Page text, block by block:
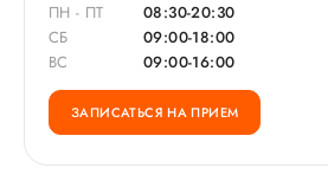
ПН - ПТ
08:30-20:30
СБ
09:00-18:00
ВС
09:00-16:00
ЗАПИСАТЬСЯ НА ПРИЕМ